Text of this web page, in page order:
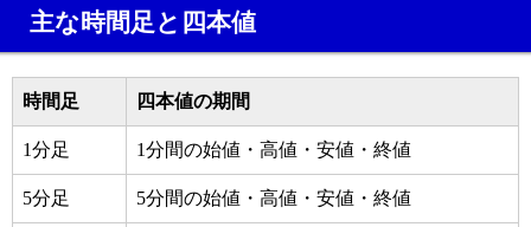
主な時間足と四本値
時間足 四本値の期間
1分足 1分間の始値・高値・安値・終値
5分足 5分間の始値・高値・安値・終値